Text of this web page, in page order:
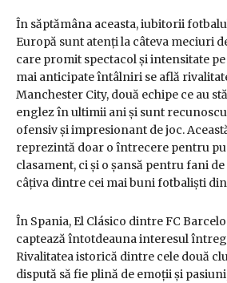
În săptămâna aceasta, iubitorii
Europă sunt atenți la câteva meciuri
care promit spectacol și intensitate
mai anticipate întâlniri se află
Manchester City, două echipe ce au
englez în ultimii ani și sunt
ofensiv și impresionant de joc.
reprezintă doar o întrecere pentru
clasament, ci și o șansă pentru fani
câțiva dintre cei mai buni fotbaliști
În Spania, El Clásico dintre FC
captează întotdeauna interesul
Rivalitatea istorică dintre cele două
dispută să fie plină de emoții și